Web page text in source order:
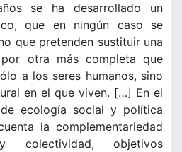
se ha desarrollado un
que en ningún caso se
que pretenden sustituir una
otra más completa que
a los seres humanos, sino
en el que viven. […] En el
ecología social y política
la complementariedad
colectividad, objetivos